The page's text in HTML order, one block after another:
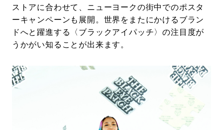
ストアに合わせて、ニューヨークの街中でのポスタ
ーキャンペーンも展開。世界をまたにかけるブラン
ドへと躍進する〈ブラックアイパッチ〉の注目度が
うかがい知ることが出来ます。